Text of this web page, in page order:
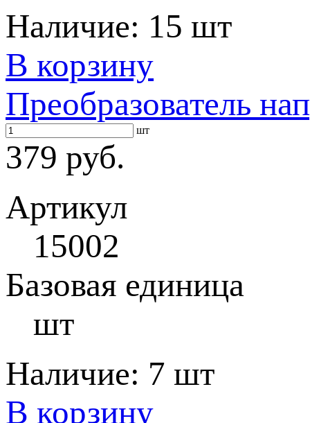
Наличие: 15 шт
В корзину
Преобразователь
шт
379 руб.
Артикул
15002
Базовая единица
шт
Наличие: 7 шт
В корзину